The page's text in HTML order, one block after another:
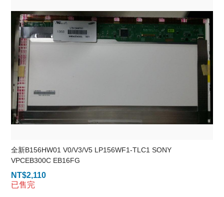
全新B156HW01 V0/V3/V5 LP156WF1-TLC1 SONY
VPCEB300C EB16FG
NT$2,110
已售完